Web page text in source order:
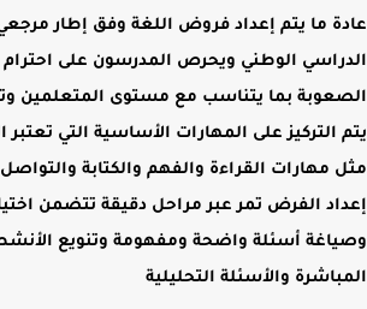
عادة ما يتم إعداد فروض اللغة وفق إطار
الدراسي الوطني ويحرص المدرسون على احترام
الصعوبة بما يتناسب مع مستوى المتعلمين
يتم التركيز على المهارات الأساسية التي تعتبر
مثل مهارات القراءة والفهم والكتابة
إعداد الفرض تمر عبر مراحل دقيقة تتضمن
وصياغة أسئلة واضحة ومفهومة وتنويع
المباشرة والأسئلة التحليلية